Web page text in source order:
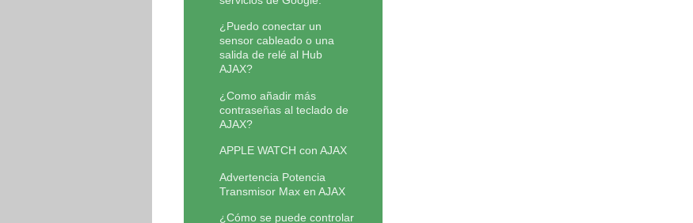
¿Puedo conectar un
sensor cableado o una
salida de relé al Hub
AJAX?
¿Como añadir más
contraseñas al teclado de
AJAX?
APPLE WATCH con AJAX
Advertencia Potencia
Transmisor Max en AJAX
¿Cómo se puede controlar